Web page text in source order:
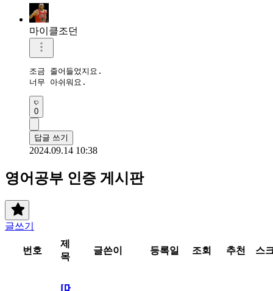
마이클조던
조금 줄어들었지요.
너무 아쉬워요.
0
답글 쓰기
2024.09.14 10:38
영어공부 인증 게시판
글쓰기
번호
제
목
글쓴이 등록일 조회 추천 스